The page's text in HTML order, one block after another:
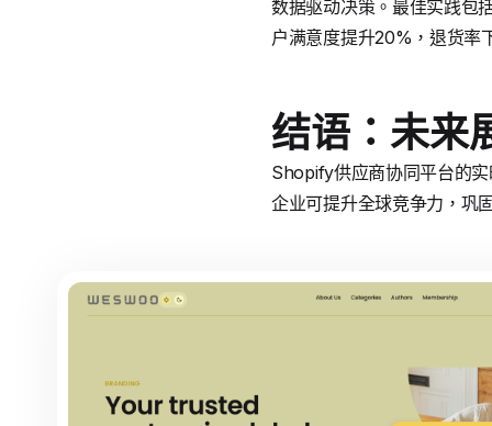
数据驱动决策。最佳实践包
户满意度提升20%，退货率
结语：未来
Shopify供应商协同平台的
企业可提升全球竞争力，巩